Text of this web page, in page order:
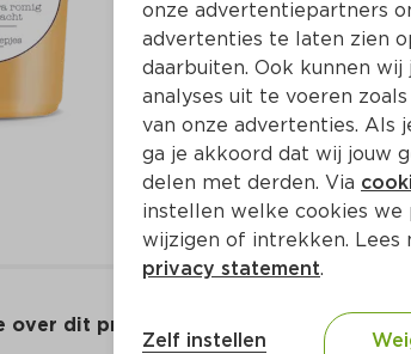
over dit product
onze advertentiepartners
advertenties te laten zien
daarbuiten. Ook kunnen
analyses uit te voeren
van onze advertenties. Als
ga je akkoord dat wij jouw
delen met derden. Via
instellen welke cookies
wijzigen of intrekken. Lees
privacy statement.
Zelf instellen